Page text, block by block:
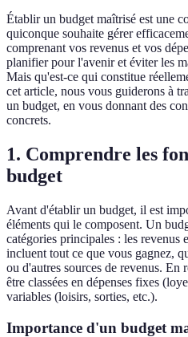
Établir un budget maîtrisé est une
quiconque souhaite gérer
comprenant vos revenus et vos
planifier pour l'avenir et éviter les
Mais qu'est-ce qui constitue
cet article, nous vous guiderons à
un budget, en vous donnant des
concrets.
1. Comprendre les
budget
Avant d'établir un budget, il est
éléments qui le composent. Un
catégories principales : les revenus
incluent tout ce que vous gagnez,
ou d'autres sources de revenus. En
être classées en dépenses fixes
variables (loisirs, sorties, etc.).
Importance d'un budget